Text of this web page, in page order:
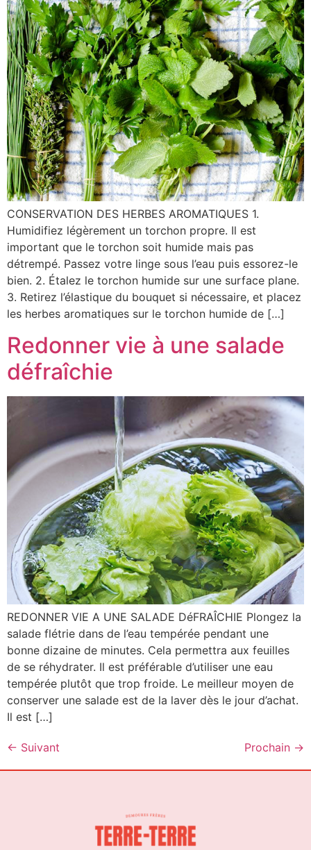
CONSERVATION DES HERBES AROMATIQUES 1.
Humidifiez légèrement un torchon propre. Il est
important que le torchon soit humide mais pas
détrempé. Passez votre linge sous l’eau puis essorez-le
bien. 2. Étalez le torchon humide sur une surface plane.
3. Retirez l’élastique du bouquet si nécessaire, et placez
les herbes aromatiques sur le torchon humide de […]
Redonner vie à une salade
défraîchie
REDONNER VIE A UNE SALADE DéFRAÎCHIE Plongez la
salade flétrie dans de l’eau tempérée pendant une
bonne dizaine de minutes. Cela permettra aux feuilles
de se réhydrater. Il est préférable d’utiliser une eau
tempérée plutôt que trop froide. Le meilleur moyen de
conserver une salade est de la laver dès le jour d’achat.
Il est […]
← Suivant Prochain →